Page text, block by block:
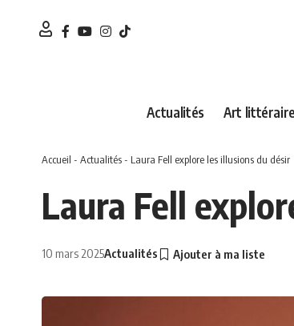
Actualités Art littéraire
Accueil - Actualités- Laura Fell explore les illusions du désir
Laura Fell
10 mars 2025Actualités